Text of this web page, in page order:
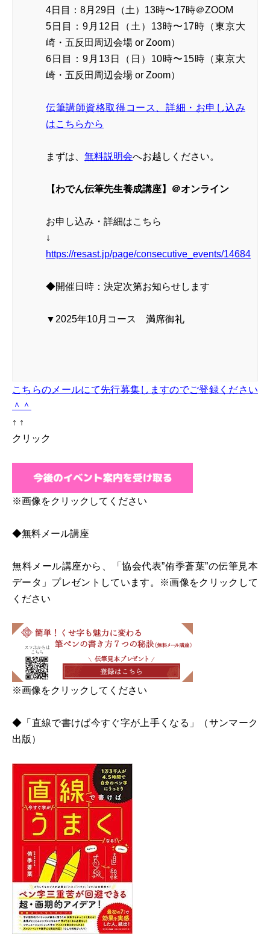
4日目：8月29日（土）13時〜17時＠ZOOM
5日目：9月12日（土）13時〜17時（東京大
崎・五反田周辺会場 or Zoom）
6日目：9月13日（日）10時〜15時（東京大
崎・五反田周辺会場 or Zoom）
伝筆講師資格取得コース、詳細・お申し込み
はこちらから
まずは、 無料説明会へお越しください。
【わでん伝筆先生養成講座】＠オンライン
お申し込み・詳細はこちら
↓
https://resast.jp/page/consecutive_events/14684
◆開催日時：決定次第お知らせします
▼2025年10月コース 満席御礼
こちらのメールにて先行募集しますのでご登録ください
＾＾
↑ ↑
クリック
※画像をクリックしてください
◆無料メール講座
無料メール講座から、「協会代表”侑季蒼葉”の伝筆見本
データ」プレゼントしています。※画像をクリックして
ください
※画像をクリックしてください
◆「直線で書けば今すぐ字が上手くなる」（サンマーク
出版）